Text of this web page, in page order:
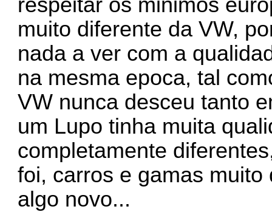
muito diferente da VW,
nada a ver com a
na mesma epoca, tal
VW nunca desceu tanto
um Lupo tinha muita
completamente
foi, carros e gamas
algo novo...